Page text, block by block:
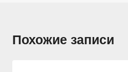
Похожие записи